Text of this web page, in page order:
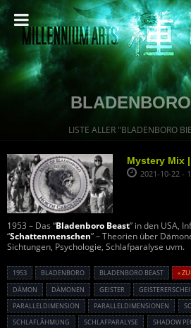
LISTE ALLER "BLADENBORO
Mystery Mix |
2021-10-22 -
1953 – Das “Bladenboro Beast” in den USA,
“Schattenmenschen” – Theorien über
Sichtungen, Psychologie, Schlafparalyse uvm.
1953 BLADENBORO BLADENBORO BEAST «
DÄMON
DÄMONEN GEISTER
PARALLELDIMENSION
PARALLELDIMENSIONEN
SCHLAFLÄHMUNG
SCHLAFPARALYSE SHADOW